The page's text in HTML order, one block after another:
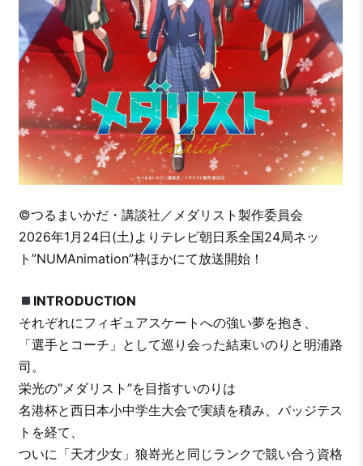
©つるまいかだ・講談社／メダリスト製作委員会
2026年1月24日(土)よりテレビ朝日系全国24局ネッ
ト”NUMAnimation”枠ほかにて放送開始！
INTRODUCTION
それぞれにフィギュアスケートへの強い夢を抱き、
「選手とコーチ」として巡り会った結束いのりと明浦路
司。
栄光の“メダリスト”を目指すいのりは
名港杯と西日本小中学生大会で実績を積み、バッジテス
トを経て、
ついに「天才少女」狼嵜光と同じランクで競い合う資格